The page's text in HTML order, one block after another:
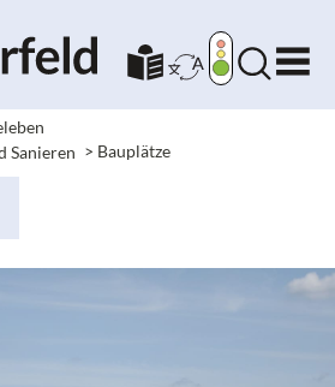
Sanieren > Bauplätze